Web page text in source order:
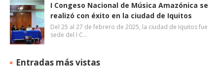
I Congeso Nacional de Música Amazónica se
realizó con éxito en la ciudad de Iquitos
Del 25 al 27 de febrero de 2025, la ciudad de Iquitos fue
sede del I C…
Entradas más vistas